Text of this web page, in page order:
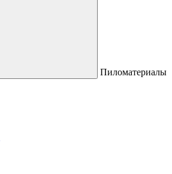
Пиломатериалы